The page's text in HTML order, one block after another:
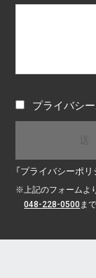
プライバシ
「プライバシーポ
※上記のフォームよ
048-228-0500ま